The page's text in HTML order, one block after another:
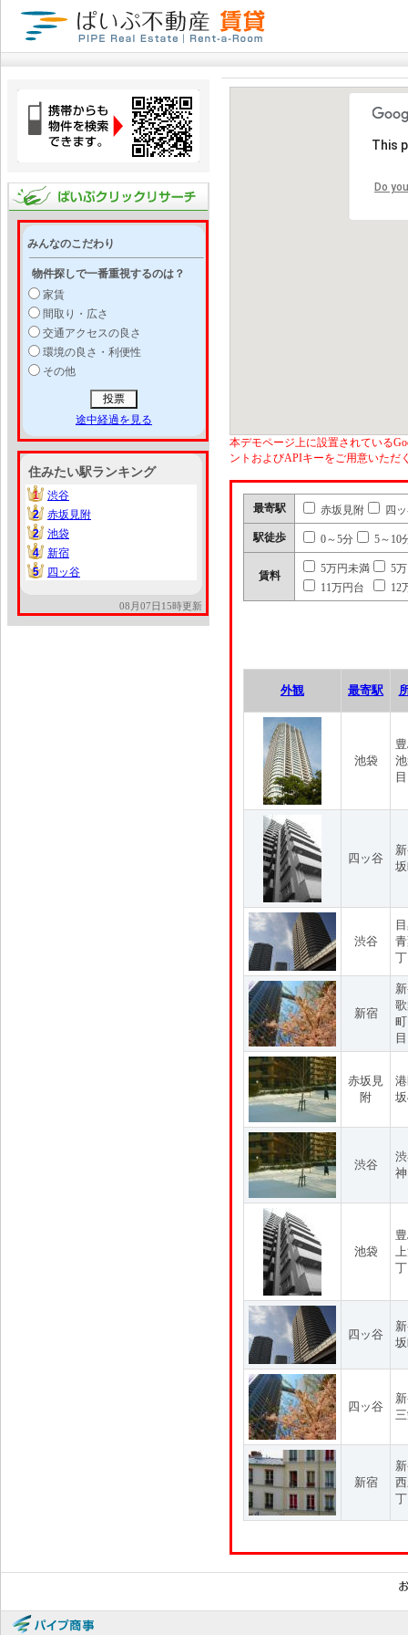
みんなのこだわり
物件探しで一番重視するのは？
家賃
間取り・広さ
交通アクセスの良さ
環境の良さ・利便性
その他
途中経過を見る
住みたい駅ランキング
1
1
渋谷
2
2
赤坂見附
2
2
池袋
4
4
新宿
5
5 四ッ谷
08月07日15時更新
This
Do
本デモページ上に設置されている
ントおよびAPIキーをご用意いただ
最寄駅 赤坂見附 四
駅徒歩 0～5分 5～10
賃料
5万円未満
5
11万円台
12
外観 最寄駅
池袋
目
四ッ谷
渋谷
新宿
目
赤坂見
附
渋谷
池袋
四ッ谷
四ッ谷
新宿